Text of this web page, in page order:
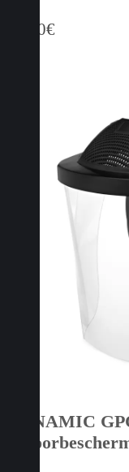
22,70€
DYNAMIC